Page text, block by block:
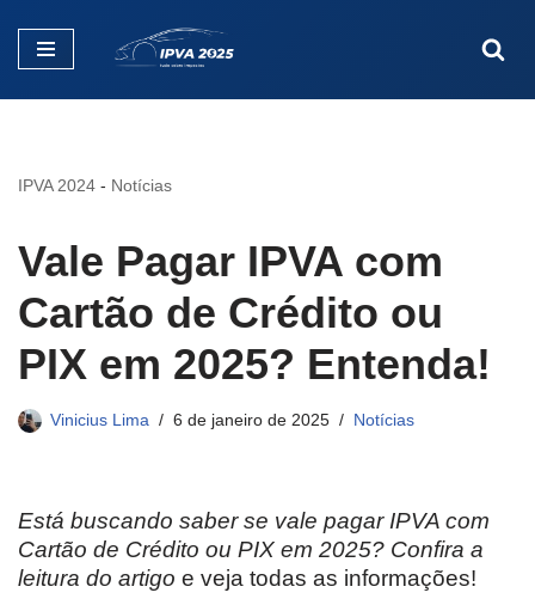
Pular
IPVA 2024 - Notícias
Vale Pagar IPVA com
Cartão de Crédito ou
PIX em 2025? Entenda!
Vinicius Lima 6 de janeiro de 2025 Notícias
Está buscando saber se vale pagar IPVA com
Cartão de Crédito ou PIX em 2025? Confira a
leitura do artigo e veja todas as informações!